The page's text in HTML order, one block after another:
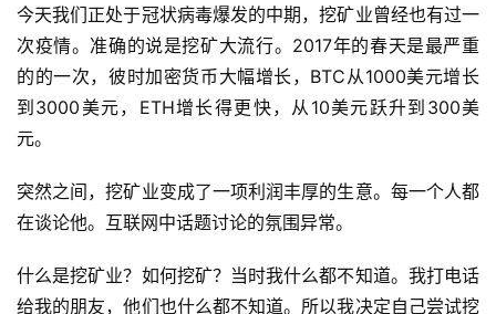
今天我们正处于冠状病毒爆发的中期，挖矿业曾经也有过一
次疫情。准确的说是挖矿大流行。2017年的春天是最严重
的的一次，彼时加密货币大幅增长，BTC从1000美元增长
到3000美元，ETH增长得更快，从10美元跃升到300美
元。
突然之间，挖矿业变成了一项利润丰厚的生意。每一个人都
在谈论他。互联网中话题讨论的氛围异常。
什么是挖矿业？如何挖矿？当时我什么都不知道。我打电话
给我的朋友，他们也什么都不知道。所以我决定自己尝试挖